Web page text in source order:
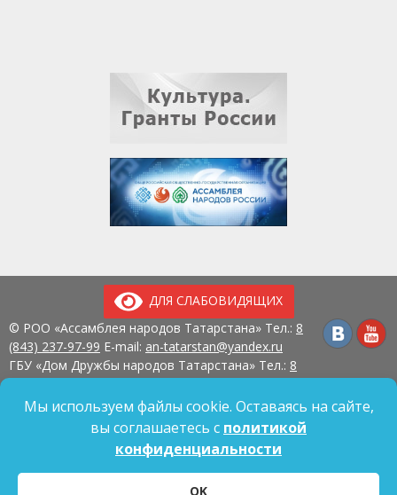
ДЛЯ СЛАБОВИДЯЩИХ
© РОО «Ассамблея народов Татарстана» Тел.: 8
(843) 237-97-99 E-mail: an-tatarstan@yandex.ru
ГБУ «Дом Дружбы народов Татарстана» Тел.: 8
420107, г. Казань, ул. Павлюхина, д. 57
Политика обработки персональных данных
Мы используем файлы cookie. Оставаясь на сайте,
вы соглашаетесь с политикой
конфиденциальности
OK